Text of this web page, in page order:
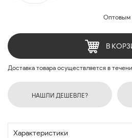
Оптовым
В
Доставка товара осуществляется в
НАШЛИ ДЕШЕВЛЕ?
Характеристики